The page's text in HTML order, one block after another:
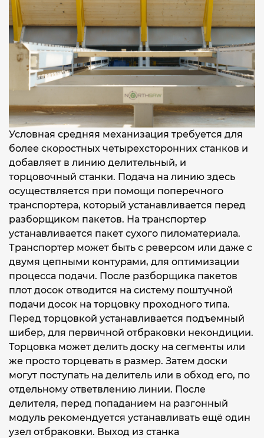
Условная средняя механизация требуется для
более скоростных четырехсторонних станков и
добавляет в линию делительный, и
торцовочный станки. Подача на линию здесь
осуществляется при помощи поперечного
транспортера, который устанавливается перед
разборщиком пакетов. На транспортер
устанавливается пакет сухого пиломатериала.
Транспортер может быть с реверсом или даже с
двумя цепными контурами, для оптимизации
процесса подачи. После разборщика пакетов
плот досок отводится на систему поштучной
подачи досок на торцовку проходного типа.
Перед торцовкой устанавливается подъемный
шибер, для первичной отбраковки некондиции.
Торцовка может делить доску на сегменты или
же просто торцевать в размер. Затем доски
могут поступать на делитель или в обход его, по
отдельному ответвлению линии. После
делителя, перед попаданием на разгонный
модуль рекомендуется устанавливать ещё один
узел отбраковки. Выход из станка